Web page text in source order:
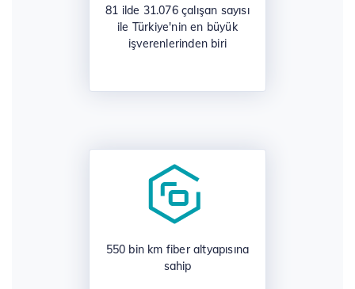
81 ilde 31.076 çalışan sayısı
ile Türkiye'nin en büyük
işverenlerinden biri
550 bin km fiber altyapısına
sahip